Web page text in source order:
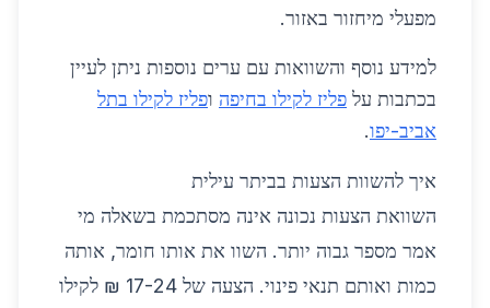
מפעלי מיחזור באזור.
למידע נוסף והשוואות עם ערים נוספות ניתן לעיין
בכתבות על פליז לקילו בחיפה ופליז לקילו בתל
אביב-יפו.
איך להשוות הצעות בביתר עילית
השוואת הצעות נכונה אינה מסתכמת בשאלה מי
אמר מספר גבוה יותר. השוו את אותו חומר, אותה
כמות ואותם תנאי פינוי. הצעה של 17-24 ₪ לקילו